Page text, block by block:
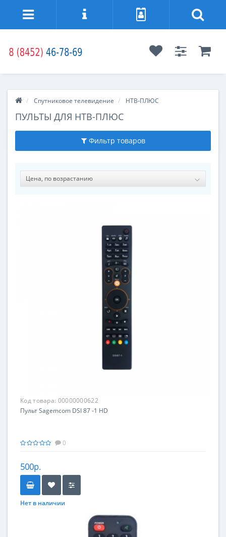
Спутниковое телевидение НТВ‑ПЛЮС
ПУЛЬТЫ ДЛЯ НТВ-ПЛЮС
Фильтр товаров
Код товара: 00000000622
Пульт Sagemcom DSI 87 -1 HD
0
500р.
Нет в наличии